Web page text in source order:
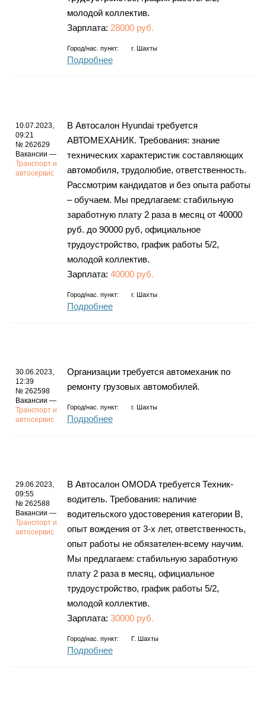
молодой коллектив.
Зарплата: 28000 руб.
Город/нас. пункт: г. Шахты
Подробнее
10.07.2023,
09:21
№ 262629
Вакансии —
Транспорт и
автосервис
В Автосалон Hyundai требуется
АВТОМЕХАНИК. Требования: знание
технических характеристик составляющих
автомобиля, трудолюбие, ответственность.
Рассмотрим кандидатов и без опыта работы
– обучаем. Мы предлагаем: стабильную
заработную плату 2 раза в месяц от 40000
руб. до 90000 руб, официальное
трудоустройство, график работы 5/2,
молодой коллектив.
Зарплата: 40000 руб.
Город/нас. пункт: г. Шахты
Подробнее
30.06.2023,
12:39
№ 262598
Вакансии —
Транспорт и
автосервис
Организации требуется автомеханик по
ремонту грузовых автомобилей.
Город/нас. пункт: г. Шахты
Подробнее
29.06.2023,
09:55
№ 262588
Вакансии —
Транспорт и
автосервис
В Автосалон ОМОDА требуется Техник-
водитель. Требования: наличие
водительского удостоверения категории В,
опыт вождения от 3-х лет, ответственность,
опыт работы не обязателен-всему научим.
Мы предлагаем: стабильную заработную
плату 2 раза в месяц, официальное
трудоустройство, график работы 5/2,
молодой коллектив.
Зарплата: 30000 руб.
Город/нас. пункт: Г. Шахты
Подробнее